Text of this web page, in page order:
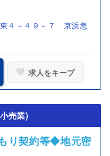
４－４９－７ 京浜急
求人をキープ
売業)
り契約等◆地元密